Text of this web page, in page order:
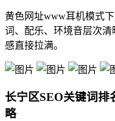
黄色网址www耳机模式
词、配乐、环境音层次
感直接拉满。
长宁区SEO关键词排
略